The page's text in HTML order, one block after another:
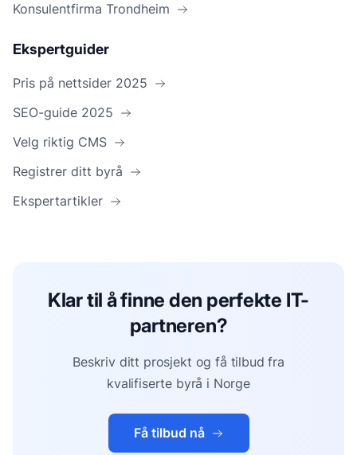
Konsulentfirma Trondheim
Ekspertguider
Pris på nettsider 2025
SEO-guide 2025
Velg riktig CMS
Registrer ditt byrå
Ekspertartikler
Klar til å finne den perfekte IT-
partneren?
Beskriv ditt prosjekt og få tilbud fra
kvalifiserte byrå i Norge
Få tilbud nå